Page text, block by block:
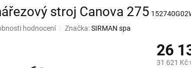
stroj Canova 275
hodnocení Značka:SIRMAN spa
26
31 621 Kč